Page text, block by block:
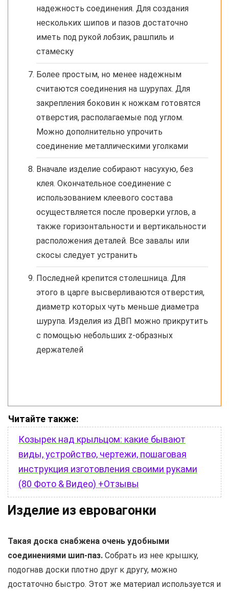
надежность соединения. Для создания
нескольких шипов и пазов достаточно
иметь под рукой лобзик, рашпиль и
стамеску
Более простым, но менее надежным
считаются соединения на шурупах. Для
закрепления боковин к ножкам готовятся
отверстия, располагаемые под углом.
Можно дополнительно упрочить
соединение металлическими уголками
Вначале изделие собирают насухую, без
клея. Окончательное соединение с
использованием клеевого состава
осуществляется после проверки углов, а
также горизонтальности и вертикальности
расположения деталей. Все завалы или
скосы следует устранить
Последней крепится столешница. Для
этого в царге высверливаются отверстия,
диаметр которых чуть меньше диаметра
шурупа. Изделия из ДВП можно прикрутить
с помощью небольших z-образных
держателей
Читайте также:
Козырек над крыльцом: какие бывают
виды, устройство, чертежи, пошаговая
инструкция изготовления своими руками
(80 Фото & Видео) +Отзывы
Изделие из евровагонки
Такая доска снабжена очень удобными
соединениями шип-паз. Собрать из нее крышку,
подогнав доски плотно друг к другу, можно
достаточно быстро. Этот же материал используется и